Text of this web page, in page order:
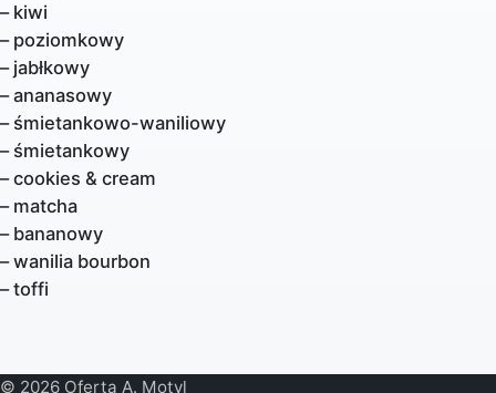
– kiwi
– poziomkowy
– jabłkowy
– ananasowy
– śmietankowo-waniliowy
– śmietankowy
– cookies & cream
– matcha
– bananowy
– wanilia bourbon
– toffi
© 2026 Oferta A. Motyl